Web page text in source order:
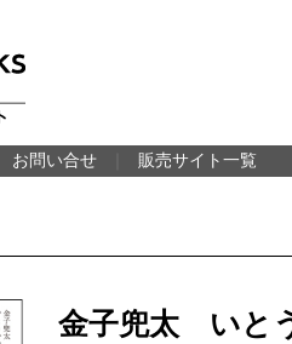
お問い合せ 販売サイト一覧
金子兜太 いと